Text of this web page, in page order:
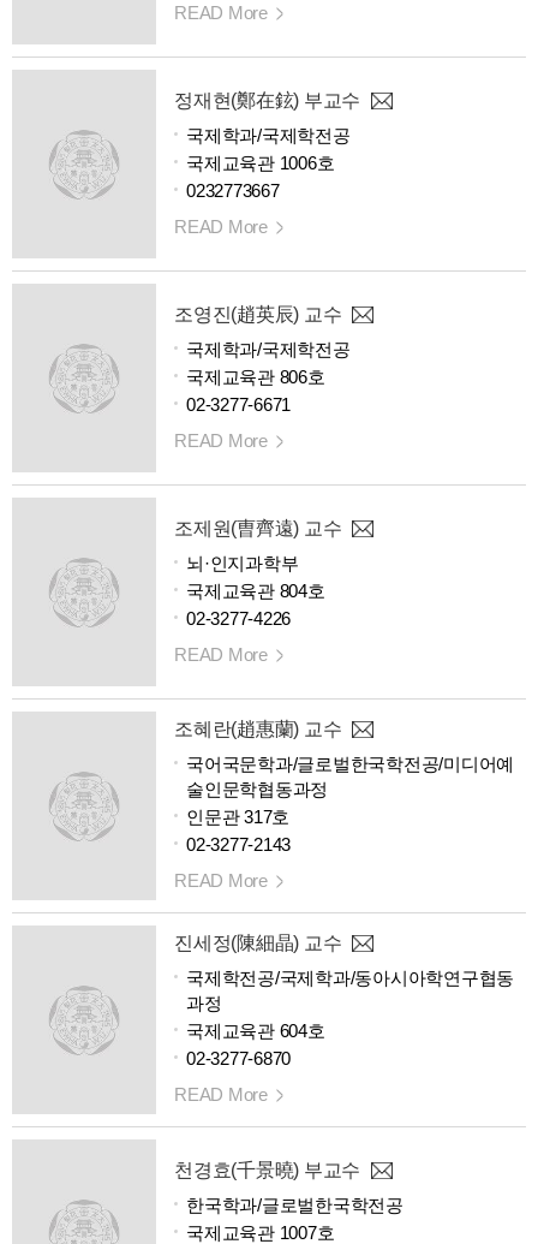
READ More
정재현(鄭在鉉) 부교수
국제학과/국제학전공
국제교육관 1006호
0232773667
READ More
조영진(趙英辰) 교수
국제학과/국제학전공
국제교육관 806호
02-3277-6671
READ More
조제원(曺齊遠) 교수
뇌·인지과학부
국제교육관 804호
02-3277-4226
READ More
조혜란(趙惠蘭) 교수
국어국문학과/글로벌한국학전공/미디어예
술인문학협동과정
인문관 317호
02-3277-2143
READ More
진세정(陳細晶) 교수
국제학전공/국제학과/동아시아학연구협동
과정
국제교육관 604호
02-3277-6870
READ More
천경효(千景曉) 부교수
한국학과/글로벌한국학전공
국제교육관 1007호